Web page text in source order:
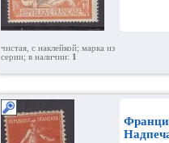
чистая, с наклейкой; марка из
серии; в наличии: 1